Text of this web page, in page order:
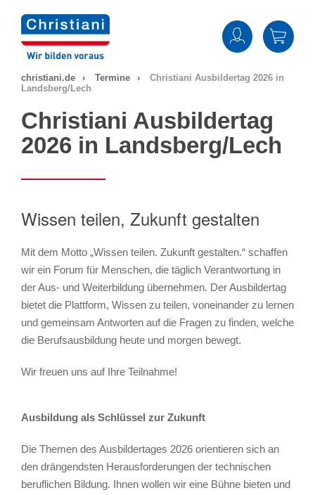
Inhalt
springen
christiani.de Termine
Christiani Ausbildertag 2026 in
Landsberg/Lech
Christiani Ausbildertag
2026 in Landsberg/Lech
Wissen teilen, Zukunft gestalten
Mit dem Motto „Wissen teilen. Zukunft gestalten.“ schaffen
wir ein Forum für Menschen, die täglich Verantwortung in
der Aus- und Weiterbildung übernehmen. Der Ausbildertag
bietet die Plattform, Wissen zu teilen, voneinander zu lernen
und gemeinsam Antworten auf die Fragen zu finden, welche
die Berufsausbildung heute und morgen bewegt.
Wir freuen uns auf Ihre Teilnahme!
Ausbildung als Schlüssel zur Zukunft
Die Themen des Ausbildertages 2026 orientieren sich an
den drängendsten Herausforderungen der technischen
beruflichen Bildung. Ihnen wollen wir eine Bühne bieten und